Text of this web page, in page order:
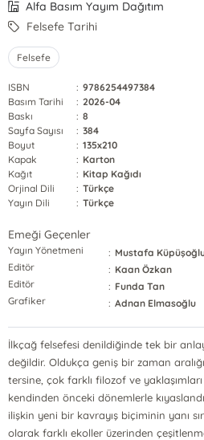
Alfa Basım Yayım Dağıtım
Felsefe Tarihi
Felsefe
ISBN : 9786254497384
Basım Tarihi
: 2026-04
Baskı
: 8
Sayfa Sayısı
: 384
Boyut
: 135x210
Kapak
: Karton
Kağıt
: Kitap Kağıdı
Orjinal Dili
: Türkçe
Yayın Dili
: Türkçe
Emeği Geçenler
Yayın Yönetmeni : Mustafa
Editör
: Kaan Özkan
Editör
: Funda Tan
Grafiker
: Adnan Elmasoğlu
İlkçağ felsefesi denildiğinde tek bir
değildir. Oldukça geniş bir zaman
tersine, çok farklı filozof ve
kendinden önceki dönemlerle
ilişkin yeni bir kavrayış biçiminin yanı
olarak farklı ekoller üzerinden